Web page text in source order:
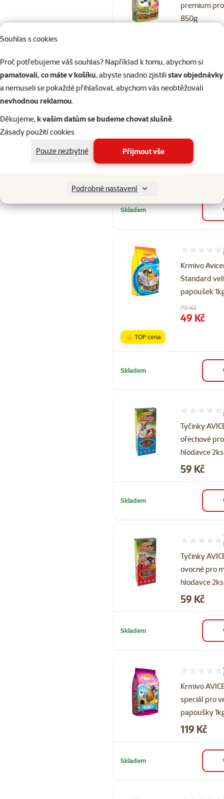
Souhlas s cookies
Proč potřebujeme váš souhlas? Například k tomu, abychom si
pamatovali, co máte v košíku, abyste snadno zjistilistav objednávky
a nemuseli se pokaždé přihlašovat, abychom vás neobtěžovali
nevhodnou reklamou.
Děkujeme,k vašim datům se budeme chovat slušně.
Zásady použití cookies
Pouze nezbytné
Přijmout vše
Podrobné nastavení
premium
850g
Skladem
2ks
Skladem
Krmivo
Standard
papoušek
Hodnocení
Původní cena
79 Kč
Cena
49 Kč
👍 TOP cena
Skladem
Tyčinky
ořechové
hlodavce 2ks
Hodnocení
Cena
59 Kč
Skladem
Tyčinky
ovocné pro
hlodavce 2ks
Hodnocení
Cena
59 Kč
Skladem
Krmivo
speciál pro
papoušky
Hodnocení
Cena
119 Kč
Skladem